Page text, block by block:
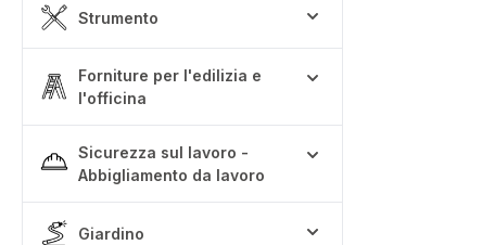
Strumento
Forniture per l'edilizia e
l'officina
Sicurezza sul lavoro -
Abbigliamento da lavoro
Giardino